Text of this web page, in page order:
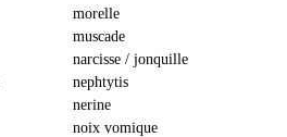
morelle
muscade
narcisse / jonquille
nephtytis
nerine
noix vomique